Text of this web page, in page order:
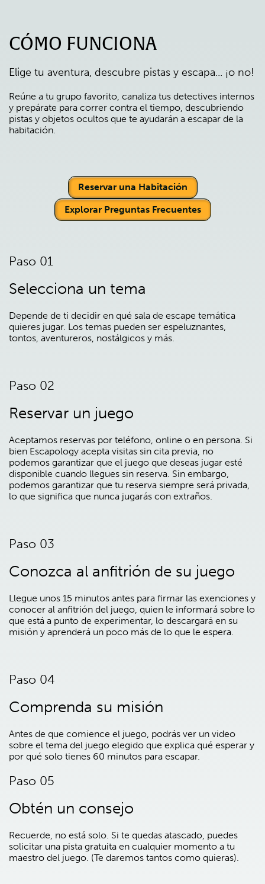
CÓMO FUNCIONA
Elige tu aventura, descubre pistas y escapa... ¡o no!
Reúne a tu grupo favorito, canaliza tus detectives internos
y prepárate para correr contra el tiempo, descubriendo
pistas y objetos ocultos que te ayudarán a escapar de la
habitación.
Reservar una Habitación
Explorar Preguntas Frecuentes
Paso 01
Selecciona un tema
Depende de ti decidir en qué sala de escape temática
quieres jugar. Los temas pueden ser espeluznantes,
tontos, aventureros, nostálgicos y más.
Paso 02
Reservar un juego
Aceptamos reservas por teléfono, online o en persona. Si
bien Escapology acepta visitas sin cita previa, no
podemos garantizar que el juego que deseas jugar esté
disponible cuando llegues sin reserva. Sin embargo,
podemos garantizar que tu reserva siempre será privada,
lo que significa que nunca jugarás con extraños.
Paso 03
Conozca al anfitrión de su juego
Llegue unos 15 minutos antes para firmar las exenciones y
conocer al anfitrión del juego, quien le informará sobre lo
que está a punto de experimentar, lo descargará en su
misión y aprenderá un poco más de lo que le espera.
Paso 04
Comprenda su misión
Antes de que comience el juego, podrás ver un video
sobre el tema del juego elegido que explica qué esperar y
por qué solo tienes 60 minutos para escapar.
Paso 05
Obtén un consejo
Recuerde, no está solo. Si te quedas atascado, puedes
solicitar una pista gratuita en cualquier momento a tu
maestro del juego. (Te daremos tantos como quieras).